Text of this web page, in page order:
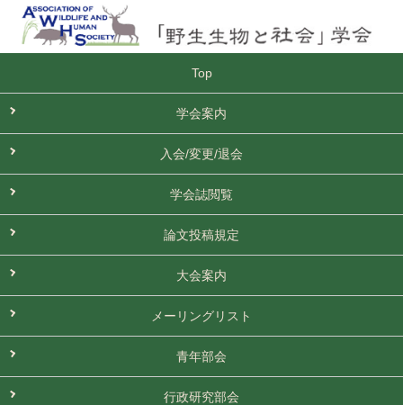
Top
学会案内
入会/変更/退会
学会誌閲覧
論文投稿規定
大会案内
メーリングリスト
青年部会
行政研究部会